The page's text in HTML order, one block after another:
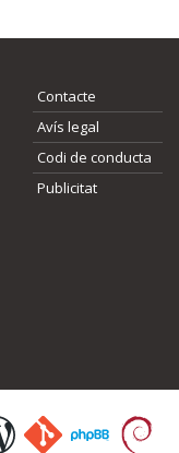
Contacte
Avís legal
Codi de conducta
Publicitat